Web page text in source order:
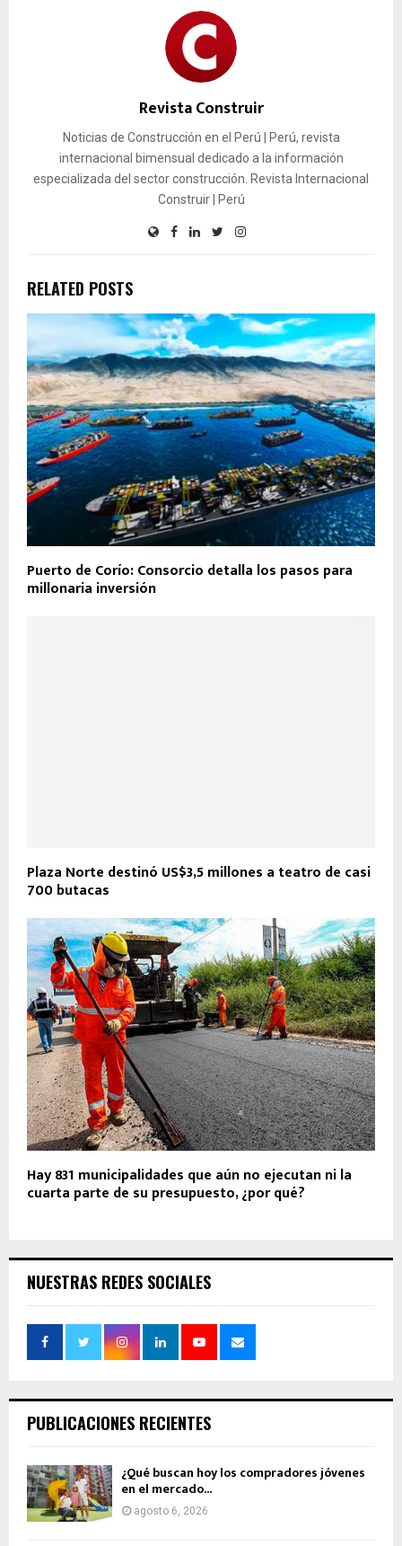
Revista Construir
Noticias de Construcción en el Perú | Perú, revista
internacional bimensual dedicado a la información
especializada del sector construcción. Revista Internacional
Construir | Perú
RELATED POSTS
Puerto de Corío: Consorcio detalla los pasos para
millonaria inversión
Plaza Norte destinó US$3,5 millones a teatro de casi
700 butacas
Hay 831 municipalidades que aún no ejecutan ni la
cuarta parte de su presupuesto, ¿por qué?
NUESTRAS REDES SOCIALES
PUBLICACIONES RECIENTES
¿Qué buscan hoy los compradores jóvenes
en el mercado...
agosto 6, 2026